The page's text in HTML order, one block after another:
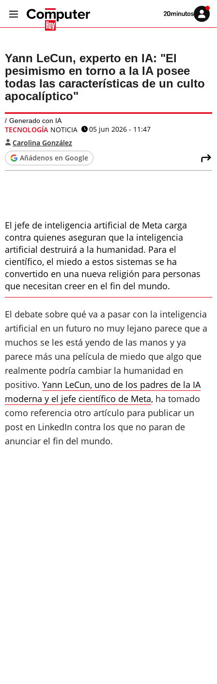
Volver
Iniciar
sesión
Yann LeCun, experto en IA: "El
pesimismo en torno a la IA posee
todas las características de un culto
apocalíptico"
Generado con IA
TECNOLOGÍA NOTICIA
05 jun 2026 - 11:47
Carolina González
Añádenos en Google
El jefe de inteligencia artificial de Meta carga
contra quienes aseguran que la inteligencia
artificial destruirá a la humanidad. Para el
científico, el miedo a estos sistemas se ha
convertido en una nueva religión para personas
que necesitan creer en el fin del mundo.
El debate sobre qué va a pasar con la inteligencia
artificial en un futuro no muy lejano parece que a
muchos se les está yendo de las manos y ya
parece más una película de miedo que algo que
realmente podría cambiar la humanidad en
positivo. Yann LeCun, uno de los padres de la IA
moderna y el jefe científico de Meta, ha tomado
como referencia otro artículo para publicar un
post en LinkedIn contra los que no paran de
anunciar el fin del mundo.